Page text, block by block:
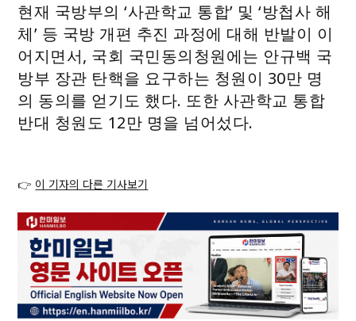
현재 국방부의 ‘사관학교 통합’ 및 ‘방첩사 해
체’ 등 국방 개편 추진 과정에 대해 반발이 이
어지면서, 국회 국민동의청원에는 안규백 국
방부 장관 탄핵을 요구하는 청원이 30만 명
의 동의를 얻기도 했다. 또한 사관학교 통합
반대 청원도 12만 명을 넘어섰다.
👉 이 기자의 다른 기사보기